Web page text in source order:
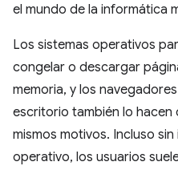
el mundo de la informática
Los sistemas operativos
congelar o descargar
memoria, y los
escritorio también lo hacen
mismos motivos. Incluso
operativo, los usuarios